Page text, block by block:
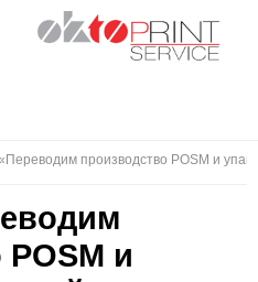
производство POSM и
и